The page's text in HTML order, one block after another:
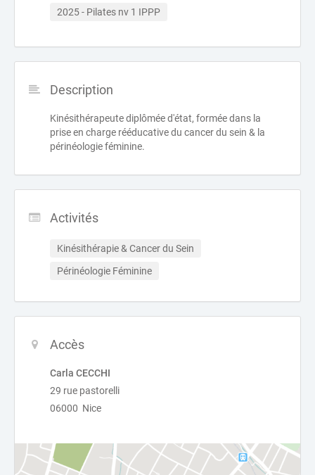
2025 - Pilates nv 1 IPPP
Description
Kinésithérapeute diplômée d'état, formée dans la
prise en charge rééducative du cancer du sein & la
périnéologie féminine.
Activités
Kinésithérapie & Cancer du Sein
Périnéologie Féminine
Accès
Carla CECCHI
29 rue pastorelli
06000 Nice